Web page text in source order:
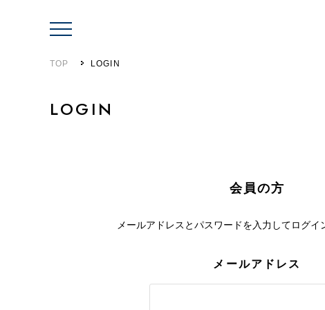
TOP LOGIN
LOGIN
会員の方
メールアドレスとパスワードを入力してログイ
メールアドレス